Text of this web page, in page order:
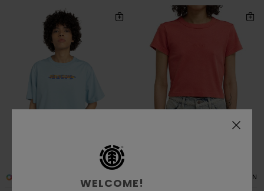
ORGANIC COTTON
WELCOME!